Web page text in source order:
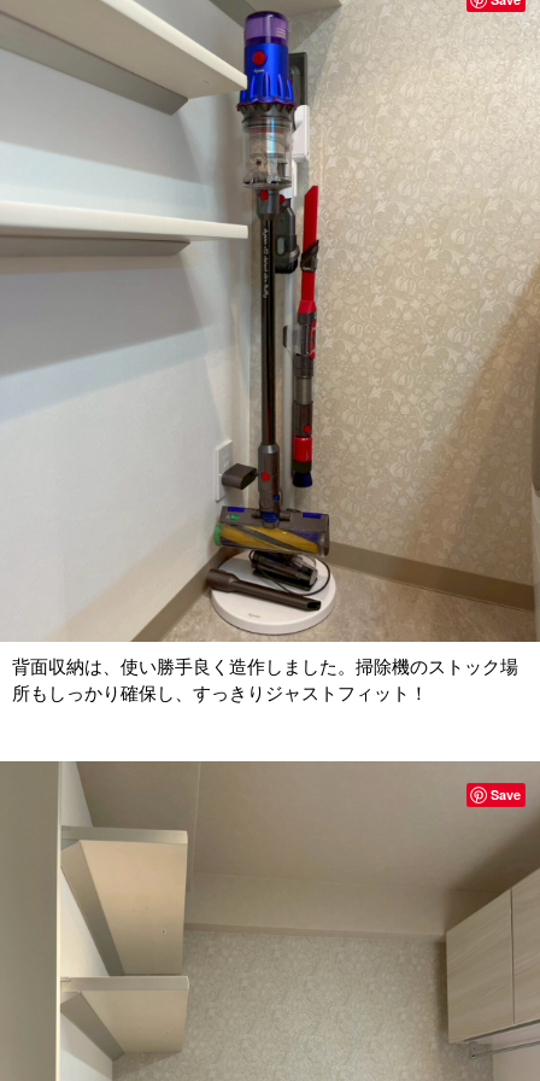
背面収納は、使い勝手良く造作しました。掃除機のストック場
所もしっかり確保し、すっきりジャストフィット！
Save